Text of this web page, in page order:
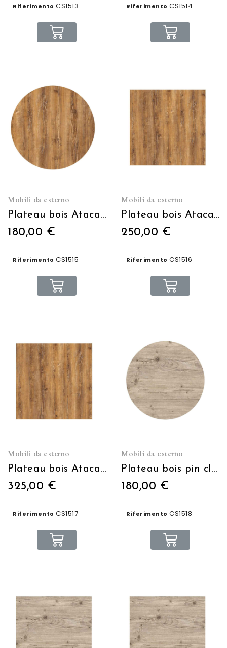
Riferimento CS1513 Riferimento CS1514
Mobili da esterno
Plateau bois Atacama Ø60cm
180,00 €
Riferimento CS1515
Mobili da esterno
Plateau bois Atacama 60X60cm
250,00 €
Riferimento CS1516
Mobili da esterno
Plateau bois Atacama 70X70cm
325,00 €
Riferimento CS1517
Mobili da esterno
Plateau bois pin clair Ø60cm
180,00 €
Riferimento CS1518